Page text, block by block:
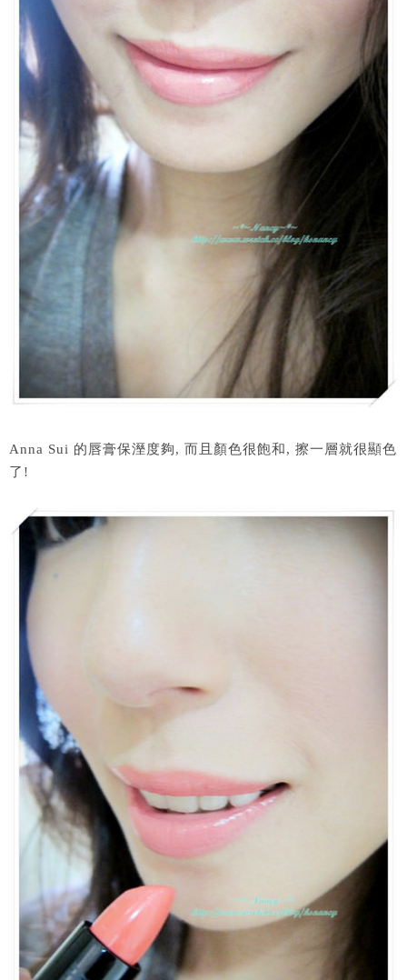
Anna Sui 的唇膏保溼度夠, 而且顏色很飽和, 擦一層就很顯色
了!